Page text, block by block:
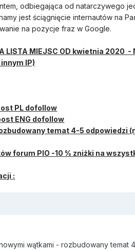
odbiegająca od natarczywego
jest ściągnięcie internautów na
na pozycje fraz w Google.
LISTA MIEJSC OD kwietnia 2020 -
IP)
PL dofollow
ENG dofollow
temat 4-5 odpowiedzi
forum PIO -10 % zniżki na
:
wątkami - rozbudowany temat